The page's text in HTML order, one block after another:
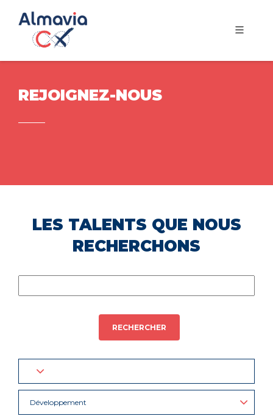
REJOIGNEZ-NOUS
LES TALENTS QUE NOUS
RECHERCHONS
RECHERCHER
Développement